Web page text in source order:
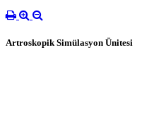
Artroskopik Simülasyon Ünitesi